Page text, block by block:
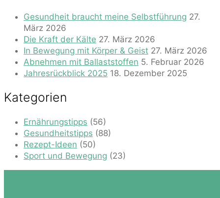
Gesundheit braucht meine Selbstführung 27.
März 2026
Die Kraft der Kälte 27. März 2026
In Bewegung mit Körper & Geist 27. März 2026
Abnehmen mit Ballaststoffen 5. Februar 2026
Jahresrückblick 2025 18. Dezember 2025
Kategorien
Ernährungstipps (56)
Gesundheitstipps (88)
Rezept-Ideen (50)
Sport und Bewegung (23)